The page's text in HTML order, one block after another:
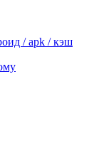
/ apk / кэш